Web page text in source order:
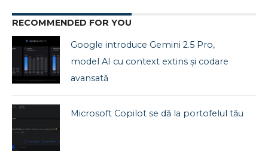
RECOMMENDED FOR YOU
Google introduce Gemini 2.5 Pro,
model AI cu context extins și codare
avansată
Microsoft Copilot se dă la portofelul tău